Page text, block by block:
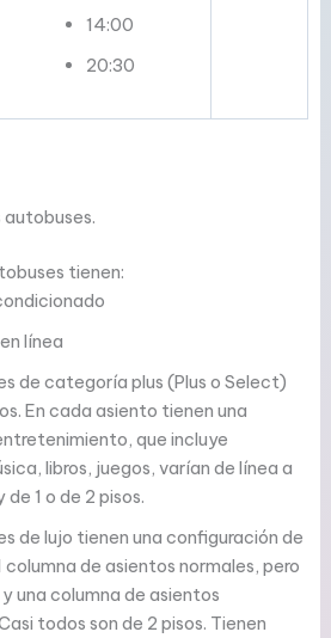
14:00
20:30
tienen:
línea
de categoría plus (Plus o Select)
En cada asiento tienen una
que incluye
libros, juegos, varían de línea a
de 1 o de 2 pisos.
de lujo tienen una configuración de
columna de asientos normales, pero
una columna de asientos
todos son de 2 pisos. Tienen